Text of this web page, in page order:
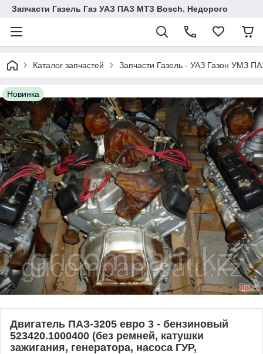
Запчасти Газель Газ УАЗ ПАЗ МТЗ Bosch. Недорого
Каталог запчастей Запчасти Газель - УАЗ Газон УМЗ
Новинка
Двигатель ПАЗ-3205 евро 3 - бензиновый
523420.1000400 (без ремней, катушки
зажигания, генератора, насоса ГУР,